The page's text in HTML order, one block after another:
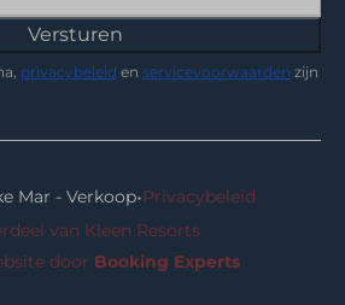
Versturen
privacybeleid en servicevoorwaarden zijn
Mar - Verkoop·Privacybeleid
van Kleen Resorts
door Booking Experts